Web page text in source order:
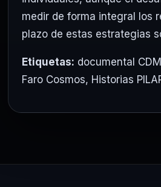
medir de forma integral los
plazo de estas estrategias
Etiquetas: documental
Faro Cosmos, Historias